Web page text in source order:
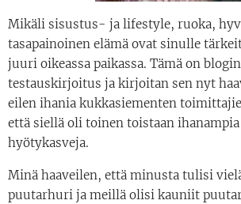
Mikäli sisustus- ja lifestyle, ruoka,
tasapainoinen elämä ovat sinulle
juuri oikeassa paikassa. Tämä on
testauskirjoitus ja kirjoitan sen nyt
eilen ihania kukkasiementen
että siellä oli toinen toistaan
hyötykasveja.
Minä haaveilen, että minusta tulisi
puutarhuri ja meillä olisi kauniit